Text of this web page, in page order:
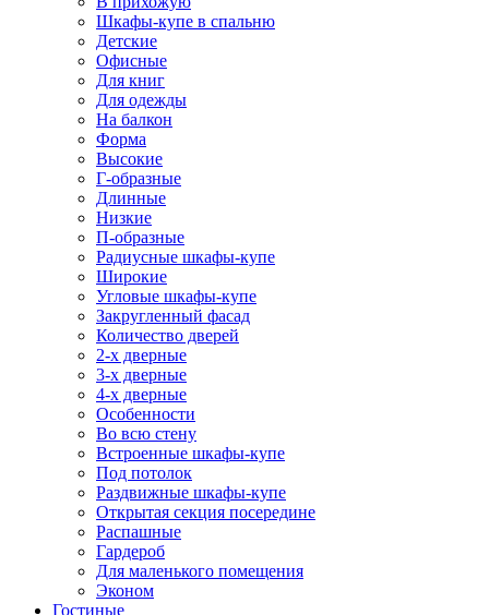
Шкафы-купе в спальню
Детские
Офисные
Для книг
Для одежды
На балкон
Форма
Высокие
Г-образные
Длинные
Низкие
П-образные
Радиусные шкафы-купе
Широкие
Угловые шкафы-купе
Закругленный фасад
Количество дверей
2-х дверные
3-х дверные
4-х дверные
Особенности
Во всю стену
Встроенные шкафы-купе
Под потолок
Раздвижные шкафы-купе
Открытая секция посередине
Распашные
Гардероб
Для маленького помещения
Эконом
Гостиные